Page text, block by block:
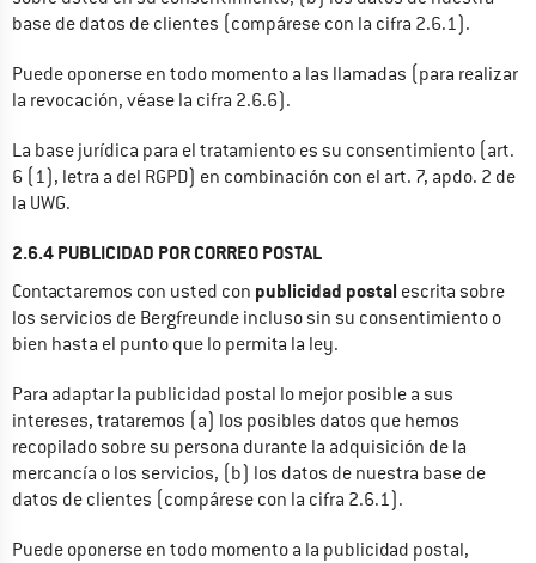
base de datos de clientes (compárese con la cifra 2.6.1).
Puede oponerse en todo momento a las llamadas (para realizar
la revocación, véase la cifra 2.6.6).
La base jurídica para el tratamiento es su consentimiento (art.
6 (1), letra a del RGPD) en combinación con el art. 7, apdo. 2 de
la UWG.
2.6.4 PUBLICIDAD POR CORREO POSTAL
Contactaremos con usted con publicidad postal escrita sobre
los servicios de Bergfreunde incluso sin su consentimiento o
bien hasta el punto que lo permita la ley.
Para adaptar la publicidad postal lo mejor posible a sus
intereses, trataremos (a) los posibles datos que hemos
recopilado sobre su persona durante la adquisición de la
mercancía o los servicios, (b) los datos de nuestra base de
datos de clientes (compárese con la cifra 2.6.1).
Puede oponerse en todo momento a la publicidad postal,